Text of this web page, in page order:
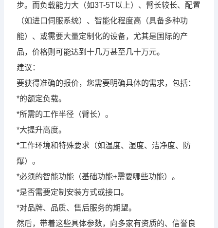
步。而负载能力大（如3T-5T以上）、臂长较长、配置
（如进口伺服系统）、智能化程度高（具备多种功
能）、或需要大量定制化的设备，尤其是国际的产
品，价格则可能达到十几万甚至几十万元。
建议：
要获得准确的报价，您需要明确具体的需求，包括：
*的额定负载。
*所需的工作半径（臂长）。
*大提升高度。
*工作环境和特殊要求（如温度、湿度、洁净度、防
爆）。
*必须的智能功能（基础功能+需要哪些功能）。
*是否需要定制安装方式或接口。
*对品牌、品质、售后服务的期望。
然后，带着这些具体参数，向多家有资质的、信誉良